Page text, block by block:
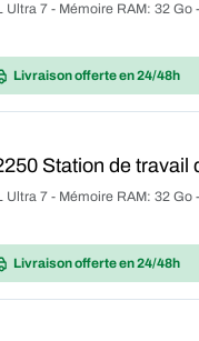
Ultra 7 - Mémoire RAM: 32
Livraison offerteen 24/48h
Station de travail
Ultra 7 - Mémoire RAM: 32
Livraison offerteen 24/48h